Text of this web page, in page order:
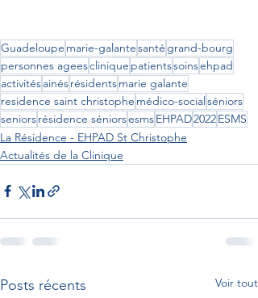
Guadeloupe marie-galantesanté grand-bourg
personnes ageesclinique patientssoinsehpad
activitésainésrésidentsmarie galante
residence saint christophe médico-socialséniors
seniorsrésidence séniorsesmsEHPAD2022ESMS
La Résidence - EHPAD St Christophe
Actualités de la Clinique
Posts récents Voir tout